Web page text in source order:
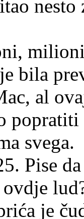
bila
al
popratiti
svega.
Pise
je